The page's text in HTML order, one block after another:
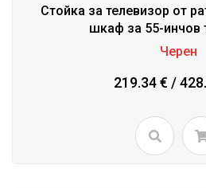
Стойка за телевизор от
шкаф за 55-инчов
Черен
219.34 € /